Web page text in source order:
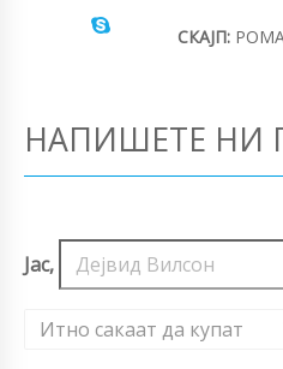
СКАЈП:
НАПИШЕТЕ НИ
Јас,
Итно сакаат да купат